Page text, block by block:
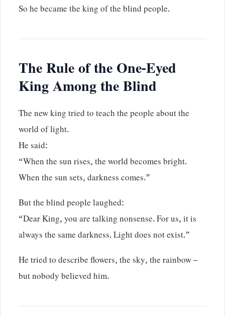
So he became the king of the blind people.
The Rule of the One-Eyed
King Among the Blind
The new king tried to teach the people about the
world of light.
He said:
“When the sun rises, the world becomes bright.
When the sun sets, darkness comes.”
But the blind people laughed:
“Dear King, you are talking nonsense. For us, it is
always the same darkness. Light does not exist.”
He tried to describe flowers, the sky, the rainbow –
but nobody believed him.